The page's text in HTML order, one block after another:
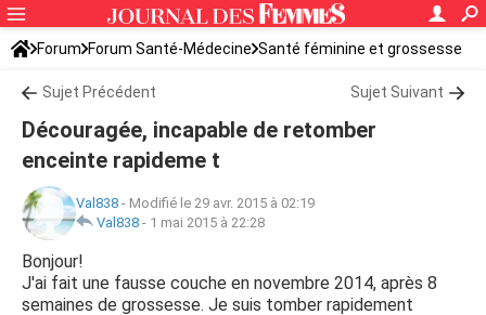
Forum Forum Santé-Médecine Santé féminine et grossesse
Tomber enceinte
Sujet Précédent Sujet Suivant
Découragée, incapable de retomber
enceinte rapideme t
Val838 - Modifié le 29 avr. 2015 à 02:19
Val838 - 1 mai 2015 à 22:28
Bonjour!
J'ai fait une fausse couche en novembre 2014, après 8
semaines de grossesse. Je suis tomber rapidement